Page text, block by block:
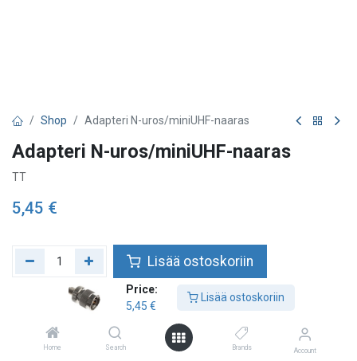
Price:
5,45 €
Lisää ostoskoriin
Home Search Brands Account
Shop Adapteri N-uros/miniUHF-naaras
Adapteri N-uros/miniUHF-naaras
TT
5,45 €
Lisää ostoskoriin
Lisää toivelistalle